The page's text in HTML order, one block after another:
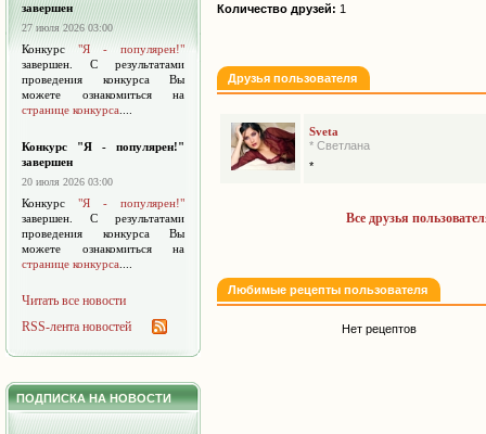
завершен
27 июля 2026 03:00
Конкурс "Я - популярен!"
завершен. С результатами
проведения конкурса Вы
можете ознакомиться на
странице конкурса
Конкурс "Я - популярен!"
завершен
20 июля 2026 03:00
Конкурс "Я - популярен!"
завершен. С результатами
проведения конкурса Вы
можете ознакомиться на
странице конкурса
Читать все новости
RSS-лента новостей
ПОДПИСКА НА НОВОСТИ
Количество друзей: 1
Друзья пользователя
Sveta
* Светлана
*
Все друзья
Любимые рецепты пользователя
Нет рецептов